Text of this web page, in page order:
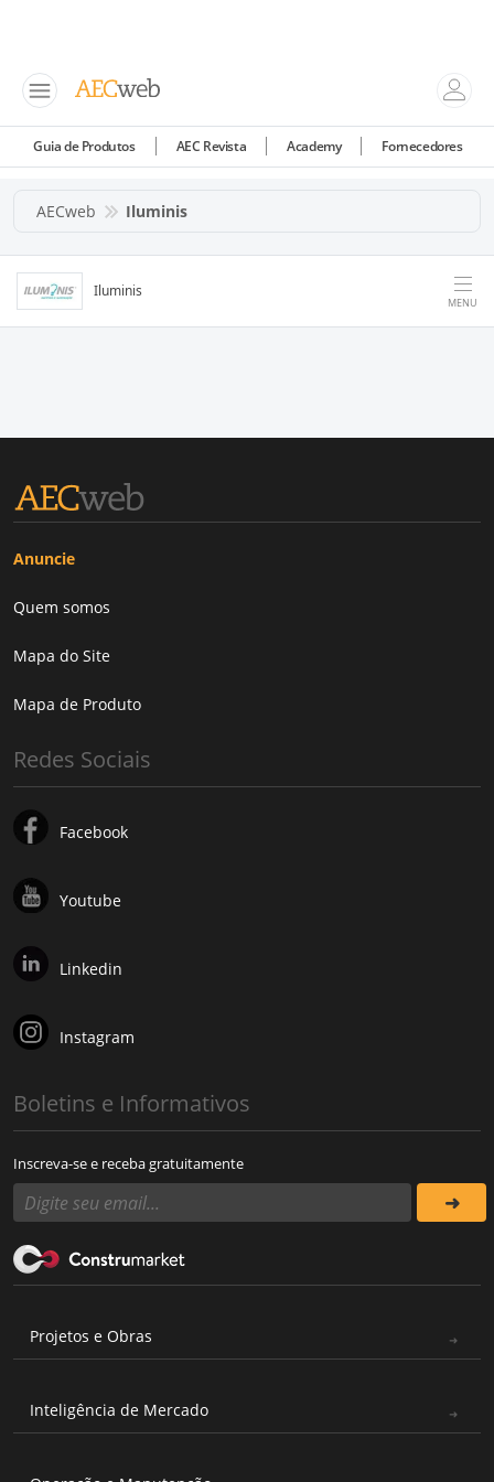
Guia de Produtos AEC Revista Academy Fornecedores
AECweb Iluminis
Iluminis
MENU
Anuncie
Quem somos
Mapa do Site
Mapa de Produto
Redes Sociais
Facebook
Youtube
Linkedin
Instagram
Boletins e Informativos
Inscreva-se e receba gratuitamente
Projetos e Obras
Inteligência de Mercado